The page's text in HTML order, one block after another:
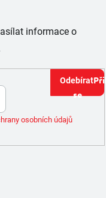
informace o
osobních údajů
se